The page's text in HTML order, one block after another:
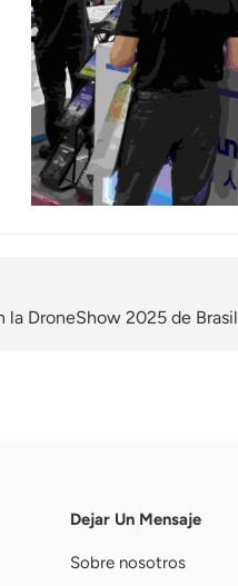
la DroneShow 2025 de Brasil
Dejar Un Mensaje
Sobre nosotros